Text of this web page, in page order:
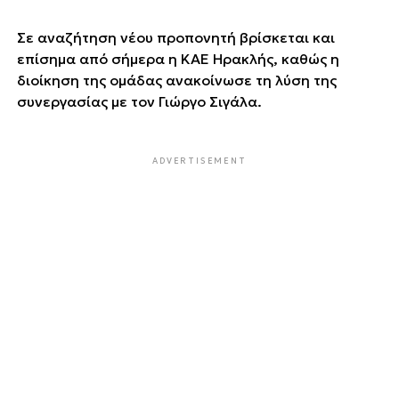
Σε αναζήτηση νέου προπονητή βρίσκεται και
επίσημα από σήμερα η ΚΑΕ Ηρακλής, καθώς η
διοίκηση της ομάδας ανακοίνωσε τη λύση της
συνεργασίας με τον Γιώργο Σιγάλα.
ADVERTISEMENT